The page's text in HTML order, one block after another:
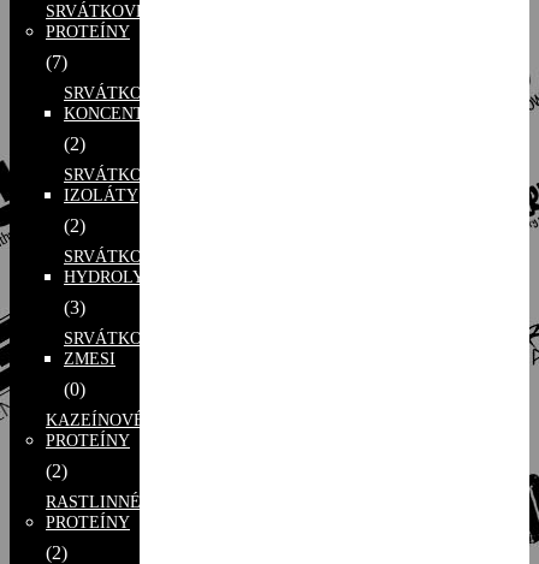
SRVÁTKOVÉ
PROTEÍNY
(7)
SRVÁTKOVÉ
KONCENTRÁTY
(2)
SRVÁTKOVÉ
IZOLÁTY
(2)
SRVÁTKOVÉ
HYDROLYZÁTY
(3)
SRVÁTKOVÉ
ZMESI
(0)
KAZEÍNOVÉ
PROTEÍNY
(2)
RASTLINNÉ
PROTEÍNY
(2)